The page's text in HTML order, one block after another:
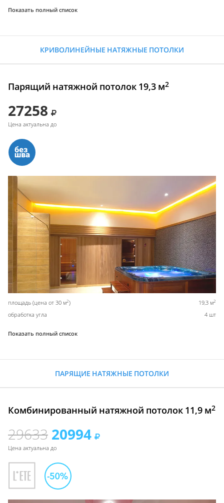
Показать полный список
КРИВОЛИНЕЙНЫЕ НАТЯЖНЫЕ ПОТОЛКИ
Парящий натяжной потолок 19,3 м2
27258
Цена актуальна до
площадь (цена от 30 м2) 19,3 м2
обработка угла 4 шт
Показать полный список
ПАРЯЩИЕ НАТЯЖНЫЕ ПОТОЛКИ
Комбинированный натяжной потолок 11,9 м2
29633 20994
Цена актуальна до